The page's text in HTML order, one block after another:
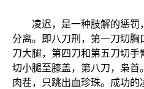
凌迟，是一种肢解的惩罚
分离。即八刀刑，第一刀切
刀大腿，第四刀和第五刀切
切小腿至膝盖，第八刀，枭首
肉茬，只跳出血珍珠。成功